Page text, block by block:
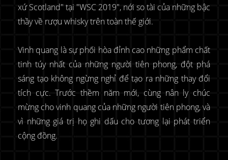
xứ Scotland" tại "WSC 2019", nới so tài của những bậc
thầy về rượu whisky trên toàn thế giới.
Vinh quang là sự phối hòa đỉnh cao những phẩm chất
tinh túy nhất của những người tiên phong, đột phá
sáng tạo không ngừng nghỉ để tạo ra những thay đổi
tích cực. Trước thềm năm mới, cùng nân ly chúc
mừng cho vinh quang của những người tiên phong, và
vì những giá trị họ ghi dấu cho tương lại phát triển
cộng đồng.